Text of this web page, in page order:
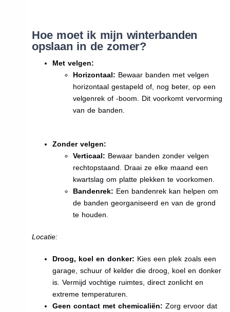
Hoe moet ik mijn winterbanden
opslaan in de zomer?
Met velgen:
Horizontaal: Bewaar banden met velgen
horizontaal gestapeld of, nog beter, op een
velgenrek of -boom. Dit voorkomt vervorming
van de banden.
Zonder velgen:
Verticaal: Bewaar banden zonder velgen
rechtopstaand. Draai ze elke maand een
kwartslag om platte plekken te voorkomen.
Bandenrek: Een bandenrek kan helpen om
de banden georganiseerd en van de grond
te houden.
Locatie:
Droog, koel en donker: Kies een plek zoals een
garage, schuur of kelder die droog, koel en donker
is. Vermijd vochtige ruimtes, direct zonlicht en
extreme temperaturen.
Geen contact met chemicaliën: Zorg ervoor dat